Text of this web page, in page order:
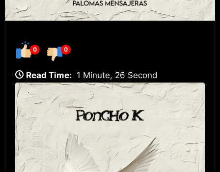
0 0
Read Time: 1 Minute, 26 Second